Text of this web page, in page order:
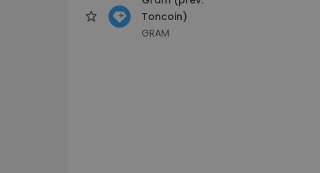
Toncoin)
GRAM